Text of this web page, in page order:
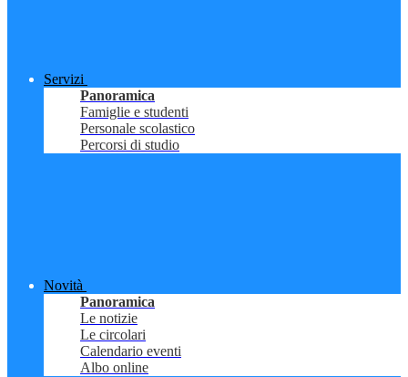
Servizi
Panoramica
Famiglie e studenti
Personale scolastico
Percorsi di studio
Novità
Panoramica
Le notizie
Le circolari
Calendario eventi
Albo online